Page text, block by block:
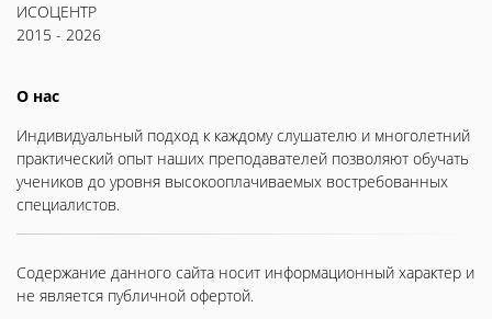
ИСОЦЕНТР
2015 - 2026
О нас
Индивидуальный подход к каждому слушателю и многолетний
практический опыт наших преподавателей позволяют обучать
учеников до уровня высокооплачиваемых востребованных
специалистов.
Содержание данного сайта носит информационный характер и
не является публичной офертой.